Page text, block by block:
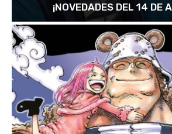
¡NOVEDADES DEL 14 DE